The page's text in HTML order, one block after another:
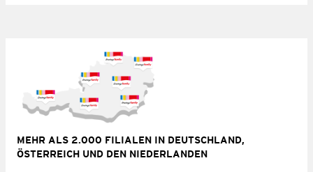
MEHR ALS 2.000 FILIALEN IN DEUTSCHLAND,
ÖSTERREICH UND DEN NIEDERLANDEN